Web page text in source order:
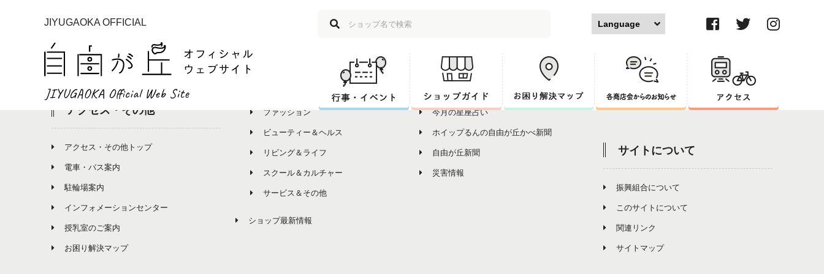
JIYUGAOKA OFFICIAL
イベント一覧
アクセス・その他
アクセス・その他トップ
電車・バス案内
駐輪場案内
インフォメーションセンター
授乳室のご案内
お困り解決マップ
ショップ一覧
ファッション
ビューティー＆ヘルス
リビング＆ライフ
スクール＆カルチャー
サービス＆その他
ショップ最新情報
組合員の皆様へお知らせ
各商店会からのお知らせ
今月の星座占い
ホイップるんの自由が丘かべ新聞
自由が丘新聞
災害情報
ブログ
セザンジュブログ
丘ばちプロジェクト
サイトについて
振興組合について
このサイトについて
関連リンク
サイトマップ